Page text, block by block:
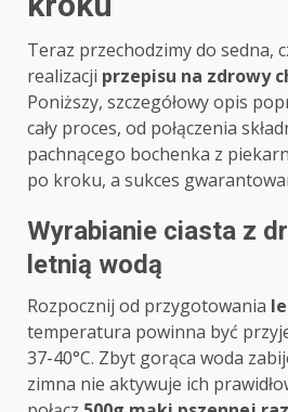
Teraz przechodzimy do sedna,
realizacji przepisu na zdrowy
Poniższy, szczegółowy opis
cały proces, od połączenia
pachnącego bochenka z
po kroku, a sukces
Wyrabianie ciasta z
letnią wodą
Rozpocznij od przygotowania
temperatura powinna być
37-40°C. Zbyt gorąca woda
zimna nie aktywuje ich